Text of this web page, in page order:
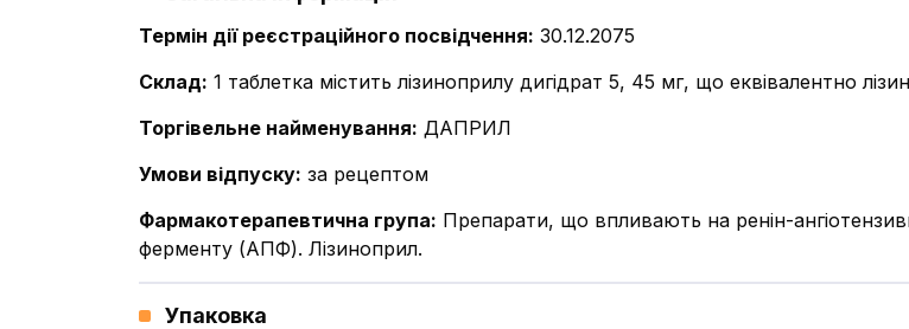
Термін дії реєстраційного посвідчення: 30.12.2075
Склад: 1 таблетка містить лізиноприлу дигідрат 5, 45 мг, що еквівалентно
Торгівельне найменування: ДАПРИЛ
Умови відпуску: за рецептом
Фармакотерапевтична група: Препарати, що впливають на ренін-
ферменту (АПФ). Лізиноприл.
Упаковка